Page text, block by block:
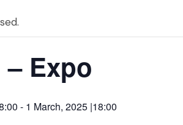
Expo
- 1 March, 2025 |18:00